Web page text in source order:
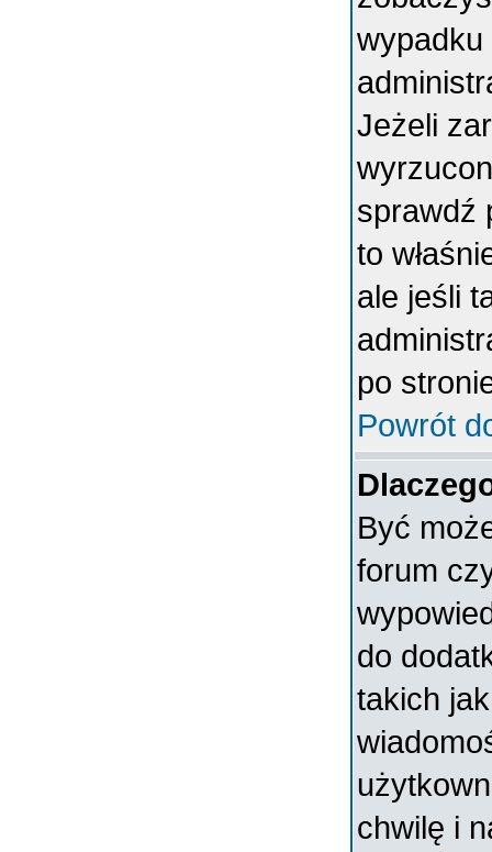
wypadku
Jeżeli
sprawdź
to
ale jeśli
po
Powrót
Być
forum
do
takich
chwilę i